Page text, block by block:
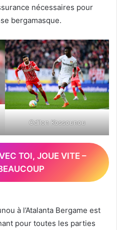
nécessaires pour
bergamasque.
Odilon Kossounou
TOI, JOUE VITE –
à l’Atalanta Bergame est
pour toutes les parties